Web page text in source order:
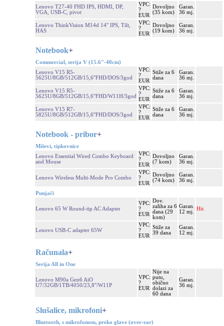
Lenovo T27-40 FHD IPS, HDMI, DP,
VGA, USB-C, pivot
VPC:
?
EUR
Dovoljno
(35 kom)
Garan.
36 mj.
Lenovo ThinkVision M14d 14'' IPS, Tilt,
HAS
VPC:
?
EUR
Dovoljno
(19 kom)
Garan.
36 mj.
Notebook+
Commercial, serija V (15.6"-40cm)
Lenovo V15 R5-
5625U/8GB/512GB/15,6''FHD/DOS/3god
VPC:
?
EUR
Stiže za 6
dana
Garan.
36 mj.
Lenovo V15 R5-
5625U/8GB/512GB/15,6''FHD/W11H/3god
VPC:
?
EUR
Stiže za 6
dana
Garan.
36 mj.
Lenovo V15 R7-
5825U/8GB/512GB/15,6''FHD/DOS/3god
VPC:
?
EUR
Stiže za 6
dana
Garan.
36 mj.
Notebook - pribor+
Miševi, tipkovnice
Lenovo Essential Wired Combo Keyboard
and Mouse
VPC:
?
EUR
Dovoljno
(7 kom)
Garan.
36 mj.
Lenovo Wireless Multi-Mode Pro Combo
VPC:
?
EUR
Dovoljno
(74 kom)
Garan.
36 mj.
Punjači
Lenovo 65 W Round-tip AC Adapter
VPC:
?
EUR
Dov.
zaliha za 6
dana (29
kom)
Garan.
12 mj.
Hit.
Lenovo USB-C adapter 65W
VPC:
?
EUR
Stiže za
39 dana
Garan.
12 mj.
Računala+
Serija All in One
Lenovo M90a Gen6 AiO
U7/32GB/1TB/4050/23,8''/W11P
VPC:
?
EUR
Nije na
putu,
obično
dolazi za
60 dana
Garan.
36 mj.
Slušalice, mikrofoni+
Bluetooth, s mikrofonom, preko glave (over-ear)